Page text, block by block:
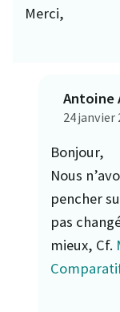
Merci,
Antoine
24 janvier
Bonjour,
Nous
pencher
pas
mieux, Cf.